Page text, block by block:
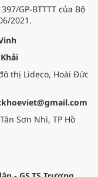
Việt Nam” từ 3 tổ
đầu thế giới là
và Global
GP-BTTTT của Bộ
2021.
thị Lideco, Hoài Đức
Sơn Nhì, TP Hồ